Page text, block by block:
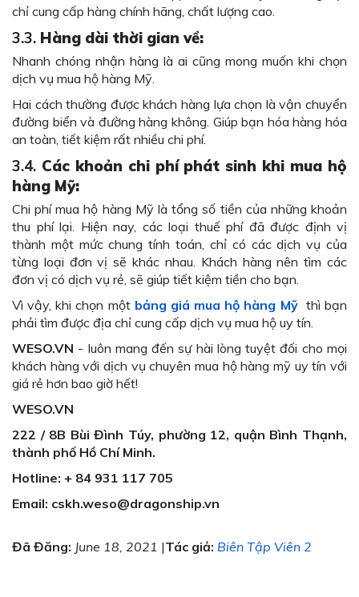
chỉ cung cấp hàng chính hãng, chất lượng cao.
3.3. Hàng dài thời gian về:
Nhanh chóng nhận hàng là ai cũng mong muốn khi chọn
dịch vụ mua hộ hàng Mỹ.
Hai cách thường được khách hàng lựa chọn là vận chuyển
đường biển và đường hàng không Giúp bạn hóa hàng hóa
an toàn, tiết kiệm rất nhiều chi phí.
3.4. Các khoản chi phí phát sinh khi mua hộ
hàng Mỹ:
Chi phí mua hộ hàng Mỹ là tổng số tiền của những khoản
thu phí lại. Hiện nay, các loại thuế phí đã được định vị
thành một mức chung tính toán, chỉ có các dịch vụ của
từng loại đơn vị sẽ khác nhau. Khách hàng nên tìm các
đơn vị có dịch vụ rẻ, sẽ giúp tiết kiệm tiền cho bạn.
Vì vậy, khi chọn một bảng giá mua hộ hàng Mỹthì bạn
phải tìm được địa chỉ cung cấp dịch vụ mua hộ uy tín.
WESO.VN - luôn mang đến sự hài lòng tuyệt đối cho mọi
khách hàng với dịch vụ chuyên mua hộ hàng mỹ uy tín với
giá rẻ hơn bao giờ hết!
WESO.VN
222 / 8B Bùi Đình Túy, phường 12, quận Bình Thạnh,
thành phố Hồ Chí Minh.
Hotline: + 84 931 117 705
Email: cskh.weso@dragonship.vn
Đã Đăng: June 18, 2021 |Tác giả: Biên Tập Viên 2